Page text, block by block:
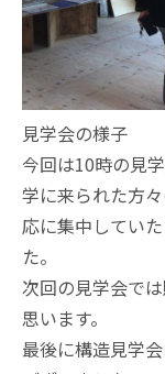
見学会の様子
今回は10時の見
学に来られた方
応に集中してい
た。
次回の見学会で
思います。
最後に構造見学